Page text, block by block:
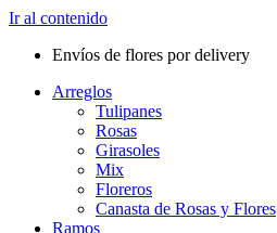
Ir al contenido
Envíos de flores por delivery
Arreglos
Tulipanes
Rosas
Girasoles
Mix
Floreros
Canasta de Rosas y Flores
Ramos